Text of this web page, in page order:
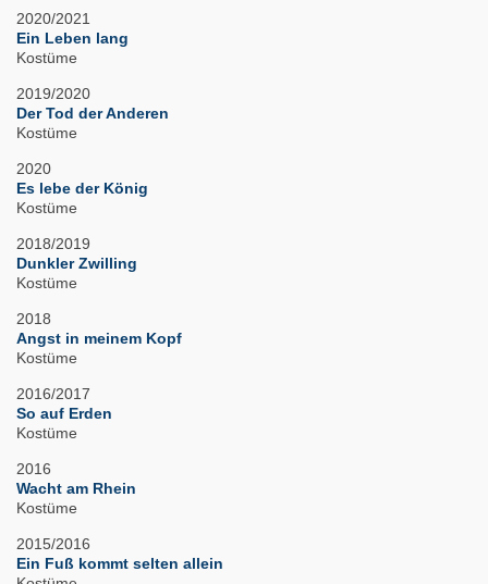
2020/2021
Ein Leben lang
Kostüme
2019/2020
Der Tod der Anderen
Kostüme
2020
Es lebe der König
Kostüme
2018/2019
Dunkler Zwilling
Kostüme
2018
Angst in meinem Kopf
Kostüme
2016/2017
So auf Erden
Kostüme
2016
Wacht am Rhein
Kostüme
2015/2016
Ein Fuß kommt selten allein